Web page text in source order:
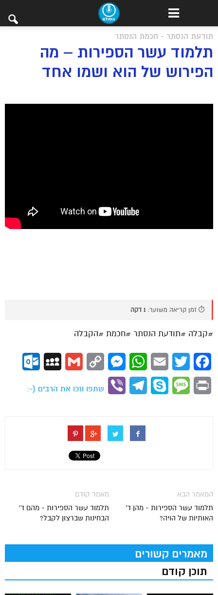
תודעת הנסתר - חכמת הנסתר
תלמוד עשר הספירות – מה
הפירוש של הוא ושמו אחד
⏱️ זמן קריאה משוער: 1 דקה
#קבלה #תודעת הנסתר #חכמת #הקבלה
Facebook
Twitter
Email
WhatsApp
Messenger
Copy
Gmail
MySpace
Print
Message
Skype
Telegram
Viber
שתפו וזכו את הרבים (-:
מאמר קודם
תלמוד עשר הספירות - מהם ד'
הבחינות שברצון לקבל?
המאמר הבא
תלמוד עשר הספירות - מהן ד'
האותיות של הויה?
מאמרים קשורים
תוכן קודם